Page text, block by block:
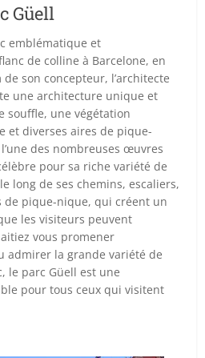
Güell
emblématique et
de colline à Barcelone, en
son concepteur, l’architecte
une architecture unique et
souffle, une végétation
et diverses aires de pique-
des nombreuses œuvres
pour sa riche variété de
long de ses chemins, escaliers,
de pique-nique, qui créent un
les visiteurs peuvent
vous promener
admirer la grande variété de
le parc Güell est une
pour tous ceux qui visitent